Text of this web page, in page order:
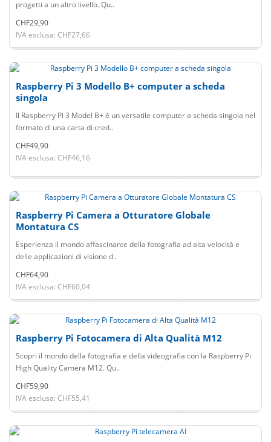
progetti a un altro livello. Qu..
CHF29,90
IVA esclusa: CHF27,66
Raspberry Pi 3 Modello B+ computer a scheda
singola
Il Raspberry Pi 3 Model B+ è un versatile computer a scheda singola nel
formato di una carta di cred..
CHF49,90
IVA esclusa: CHF46,16
Raspberry Pi Camera a Otturatore Globale
Montatura CS
Esperienza il mondo affascinante della fotografia ad alta velocità e
delle applicazioni di visione d..
CHF64,90
IVA esclusa: CHF60,04
Raspberry Pi Fotocamera di Alta Qualità M12
Scopri il mondo della fotografia e della videografia con la Raspberry Pi
High Quality Camera M12. Qu..
CHF59,90
IVA esclusa: CHF55,41